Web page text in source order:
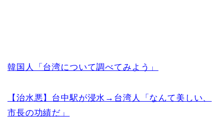
韓国人「台湾について調べてみよう」
【治水悪】台中駅が浸水→台湾人「なんて美しい、
市長の功績だ」